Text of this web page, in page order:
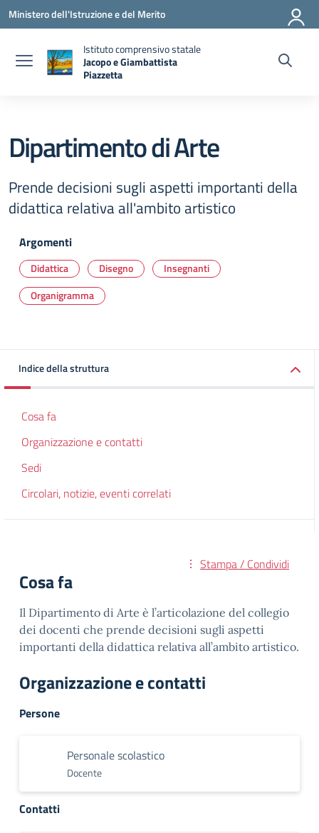
Vai ai contenuti
Vai al menu di navigazione
Vai al footer
Ministero dell'Istruzione e del Merito
Istituto comprensivo statale
Jacopo e Giambattista
Piazzetta
Dipartimento di Arte
Prende decisioni sugli aspetti importanti della
didattica relativa all'ambito artistico
Argomenti
Didattica Disegno
Insegnanti
Organigramma
Indice della struttura
Cosa fa
Organizzazione e contatti
Sedi
Circolari, notizie, eventi correlati
Stampa / Condividi
Cosa fa
Il Dipartimento di Arte è l’articolazione del collegio
dei docenti che prende decisioni sugli aspetti
importanti della didattica relativa all’ambito artistico.
Organizzazione e contatti
Persone
Personale scolastico
Docente
Contatti